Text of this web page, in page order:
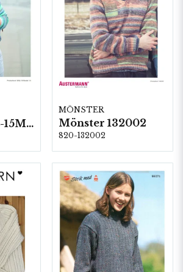
Mönster MS4-15Mod18
MÖNSTER
Mönster 132002
820-132002